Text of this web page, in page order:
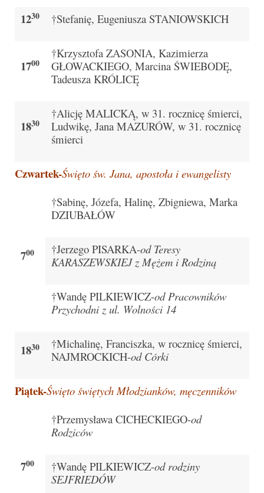
Zakończenie Oktawy Bożego Ciała
26.06.2025
Galerie 2024
Niedziela Palmowa 24.03.2024
Odpust 2024
Bierzmowanie 27.11.2023
Odpust 2023
Zakończenie oktawy 2023
Niedziela Palmowa 2023
Galerie 2022
Pasterka 2022
Bierzmowanie 24.10.2022r.
Odpust 2022
Pierwsza Komunia Św. – Gr 1
Pierwsza Komunia Św. – Gr 2
Galerie 2021
Pasterka 2021
Odpust 2021
1230 †Stefanię, Eugeniusza STANIOWSKICH
1700
†Krzysztofa ZASONIA, Kazimierza
GŁOWACKIEGO, Marcina ŚWIEBODĘ,
Tadeusza KRÓLICĘ
1830
†Alicję MALICKĄ, w 31. rocznicę śmierci,
Ludwikę, Jana MAZURÓW, w 31. rocznicę
śmierci
Czwartek-Święto św. Jana, apostoła i ewangelisty
700
†Sabinę, Józefa, Halinę, Zbigniewa, Marka
DZIUBAŁÓW
†Jerzego PISARKA-od Teresy
KARASZEWSKIEJ z Mężem i Rodziną
†Wandę PILKIEWICZ-od Pracowników
Przychodni z ul. Wolności 14
1830
†Michalinę, Franciszka, w rocznicę śmierci,
NAJMROCKICH-od Córki
Piątek-Święto świętych Młodzianków, męczenników
700
†Przemysława CICHECKIEGO-od
Rodziców
†Wandę PILKIEWICZ-od rodziny
SEJFRIEDÓW